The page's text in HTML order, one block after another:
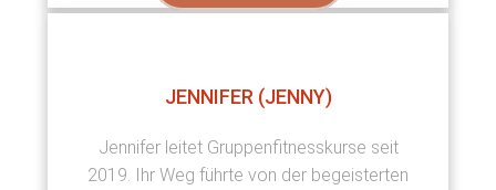
JENNIFER (JENNY)
Jennifer leitet Gruppenfitnesskurse seit
2019. Ihr Weg führte von der begeisterten